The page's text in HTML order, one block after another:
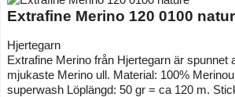
Extrafine Merino 120 0100
Hjertegarn
Extrafine Merino från Hjertegarn är spunnet
mjukaste Merino ull. Material: 100%
superwash Löplängd: 50 gr = ca 120 m.